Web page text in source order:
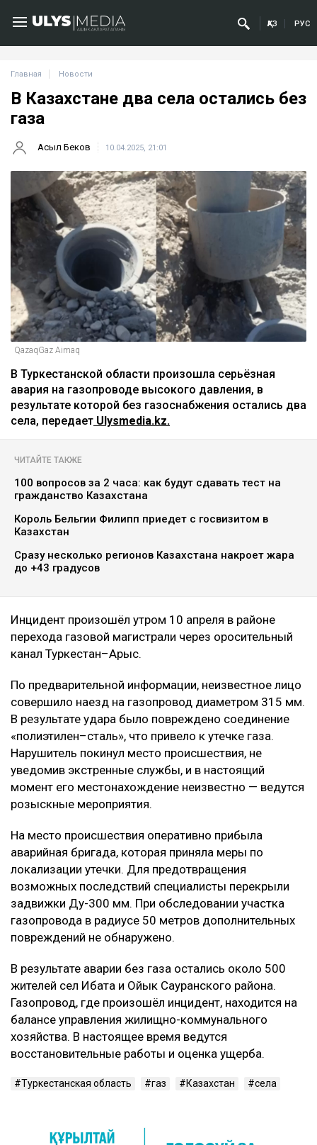
ҚАЗ РУС
Главная Новости
В Казахстане два села остались без
газа
Асыл Беков 10.04.2025, 21:01
QazaqGaz Aimaq
В Туркестанской области произошла серьёзная
авария на газопроводе высокого давления, в
результате которой без газоснабжения остались два
села, передает Ulysmedia.kz.
ЧИТАЙТЕ ТАКЖЕ
100 вопросов за 2 часа: как будут сдавать тест на
гражданство Казахстана
Король Бельгии Филипп приедет с госвизитом в
Казахстан
Сразу несколько регионов Казахстана накроет жара
до +43 градусов
Инцидент произошёл утром 10 апреля в районе
перехода газовой магистрали через оросительный
канал Туркестан–Арыс.
По предварительной информации, неизвестное лицо
совершило наезд на газопровод диаметром 315 мм.
В результате удара было повреждено соединение
«полиэтилен–сталь», что привело к утечке газа.
Нарушитель покинул место происшествия, не
уведомив экстренные службы, и в настоящий
момент его местонахождение неизвестно — ведутся
розыскные мероприятия.
На место происшествия оперативно прибыла
аварийная бригада, которая приняла меры по
локализации утечки. Для предотвращения
возможных последствий специалисты перекрыли
задвижки Ду-300 мм. При обследовании участка
газопровода в радиусе 50 метров дополнительных
повреждений не обнаружено.
В результате аварии без газа остались около 500
жителей сел Ибата и Ойык Сауранского района.
Газопровод, где произошёл инцидент, находится на
балансе управления жилищно-коммунального
хозяйства. В настоящее время ведутся
восстановительные работы и оценка ущерба.
Туркестанская область газ Казахстан села